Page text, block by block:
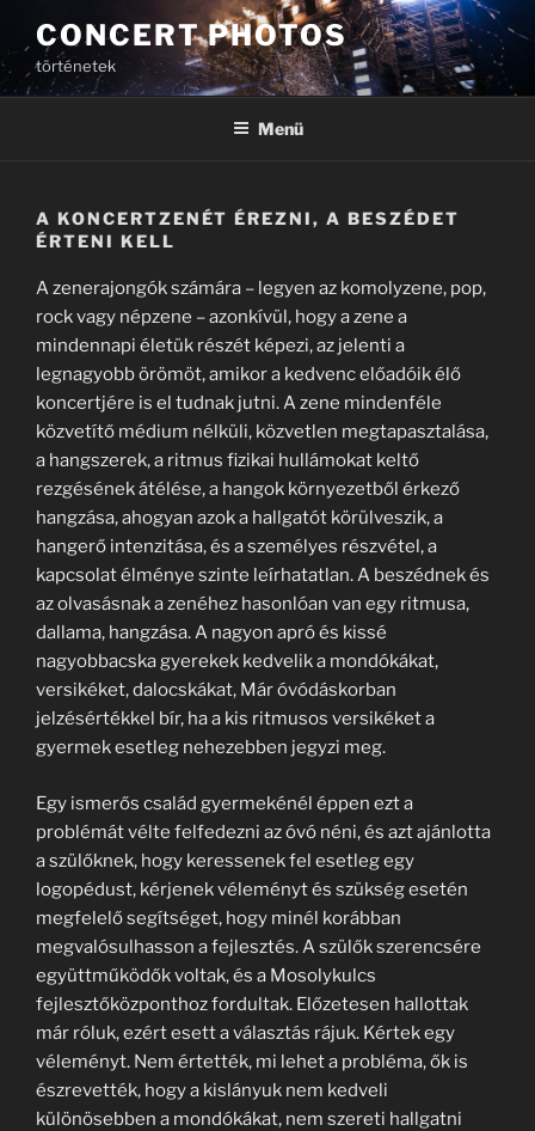
CONCERT PHOTOS
történetek
Menü
A KONCERTZENÉT ÉREZNI, A BESZÉDET
ÉRTENI KELL
A zenerajongók számára – legyen az komolyzene, pop,
rock vagy népzene – azonkívül, hogy a zene a
mindennapi életük részét képezi, az jelenti a
legnagyobb örömöt, amikor a kedvenc előadóik élő
koncertjére is el tudnak jutni. A zene mindenféle
közvetítő médium nélküli, közvetlen megtapasztalása,
a hangszerek, a ritmus fizikai hullámokat keltő
rezgésének átélése, a hangok környezetből érkező
hangzása, ahogyan azok a hallgatót körülveszik, a
hangerő intenzitása, és a személyes részvétel, a
kapcsolat élménye szinte leírhatatlan. A beszédnek és
az olvasásnak a zenéhez hasonlóan van egy ritmusa,
dallama, hangzása. A nagyon apró és kissé
nagyobbacska gyerekek kedvelik a mondókákat,
versikéket, dalocskákat, Már óvódáskorban
jelzésértékkel bír, ha a kis ritmusos versikéket a
gyermek esetleg nehezebben jegyzi meg.
Egy ismerős család gyermekénél éppen ezt a
problémát vélte felfedezni az óvó néni, és azt ajánlotta
a szülőknek, hogy keressenek fel esetleg egy
logopédust, kérjenek véleményt és szükség esetén
megfelelő segítséget, hogy minél korábban
megvalósulhasson a fejlesztés. A szülők szerencsére
együttműködők voltak, és a Mosolykulcs
fejlesztőközponthoz fordultak. Előzetesen hallottak
már róluk, ezért esett a választás rájuk. Kértek egy
véleményt. Nem értették, mi lehet a probléma, ők is
észrevették, hogy a kislányuk nem kedveli
különösebben a mondókákat, nem szereti hallgatni